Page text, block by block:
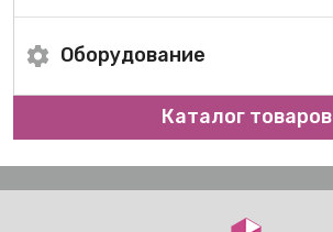
Оборудование
Каталог товаров